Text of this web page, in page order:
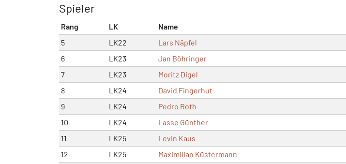
Spieler
Rang LK Name
5
LK22 Lars Näpfel
6
LK23 Jan Böhringer
7
LK23 Moritz Digel
8
LK24 David Fingerhut
9
LK24 Pedro Roth
10
LK24 Lasse Günther
11
LK25 Levin Kaus
12
LK25 Maximilian Küstermann